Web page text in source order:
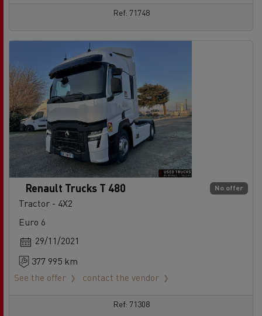
Ref: 71748
No offer
Renault Trucks T 480
Tractor - 4X2
Euro 6
29/11/2021
377 995 km
See the offer
contact the vendor
Ref: 71308